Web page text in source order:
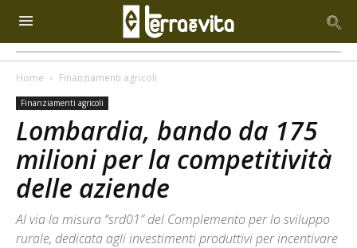
Home Finanziamenti agricoli
Finanziamenti agricoli
Lombardia, bando da 175
milioni per la competitività
delle aziende
Al via la misura “srd01” del Complemento per lo sviluppo
rurale, dedicata agli investimenti produttivi per incentivare